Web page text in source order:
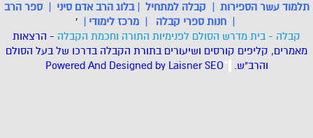
תלמוד עשר הספירות
קבלה למתחיל |בלוג הרב אדם סיני |ספר הרב
חנות ספרי קבלה מרכז לימודי
'
קבלה - בית מדרש הסולם לפנימיות התורה וחכמת הקבלה - הרצאות
מאמרים, קליפים קורסים ושיעורים בתורת הקבלה בדרכו של בעל הסולם
והרב"ש. *
Powered And Designed by LaisnerSEO